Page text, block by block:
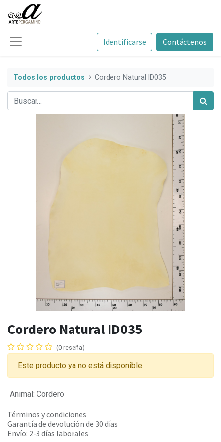
Identificarse Contáctenos
Todos los productos Cordero Natural ID035
Cordero Natural ID035
(0 reseña)
Este producto ya no está disponible.
Animal : Cordero
Términos y condiciones
Garantía de devolución de 30 días
Envío: 2-3 días laborales